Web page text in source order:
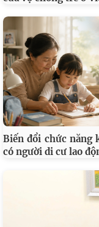
Biến đổi chức năng
có người di cư lao